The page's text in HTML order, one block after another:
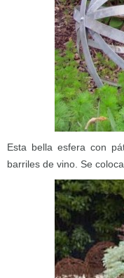
Esta bella esfera con
barriles de vino. Se